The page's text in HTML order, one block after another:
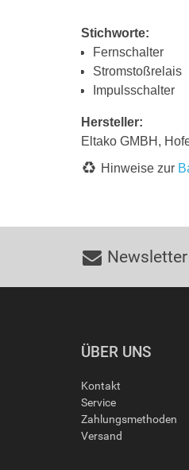
Stichworte:
Fernschalter
Stromstoßrelais
Impulsschalter
Hersteller:
Eltako GMBH,
Hinweise zur
ÜBER UNS
Kontakt
Service
Zahlungsmethoden
Versand